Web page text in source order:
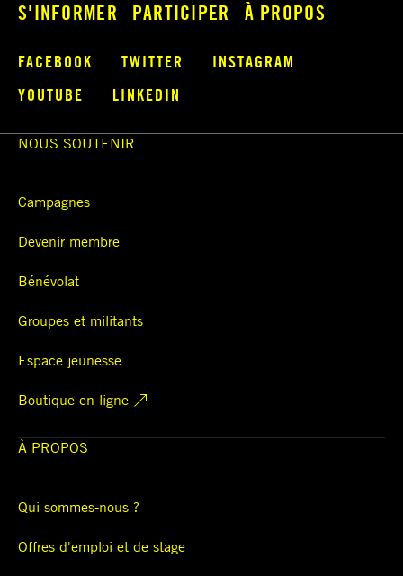
S'INFORMER PARTICIPER À PROPOS
FACEBOOK TWITTER
INSTAGRAM
YOUTUBE
LINKEDIN
NOUS SOUTENIR
Campagnes
Devenir membre
Bénévolat
Groupes et militants
Espace jeunesse
Boutique en ligne
À PROPOS
Qui sommes-nous ?
Offres d'emploi et de stage